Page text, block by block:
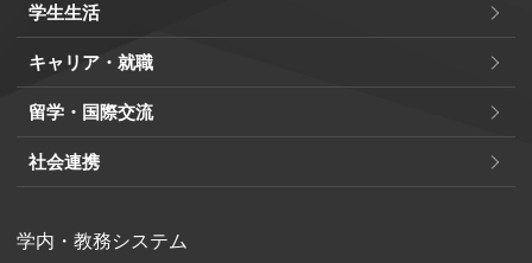
学生生活
キャリア・就職
留学・国際交流
社会連携
学内・教務システム